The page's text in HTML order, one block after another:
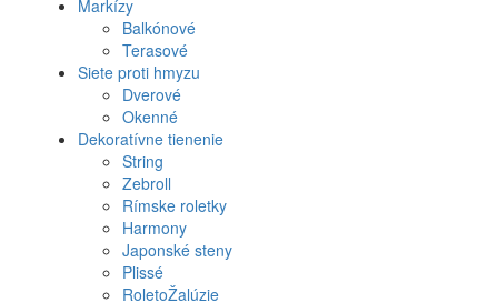
Markízy
Balkónové
Terasové
Siete proti hmyzu
Dverové
Okenné
Dekoratívne tienenie
String
Zebroll
Rímske roletky
Harmony
Japonské steny
Plissé
RoletoŽalúzie